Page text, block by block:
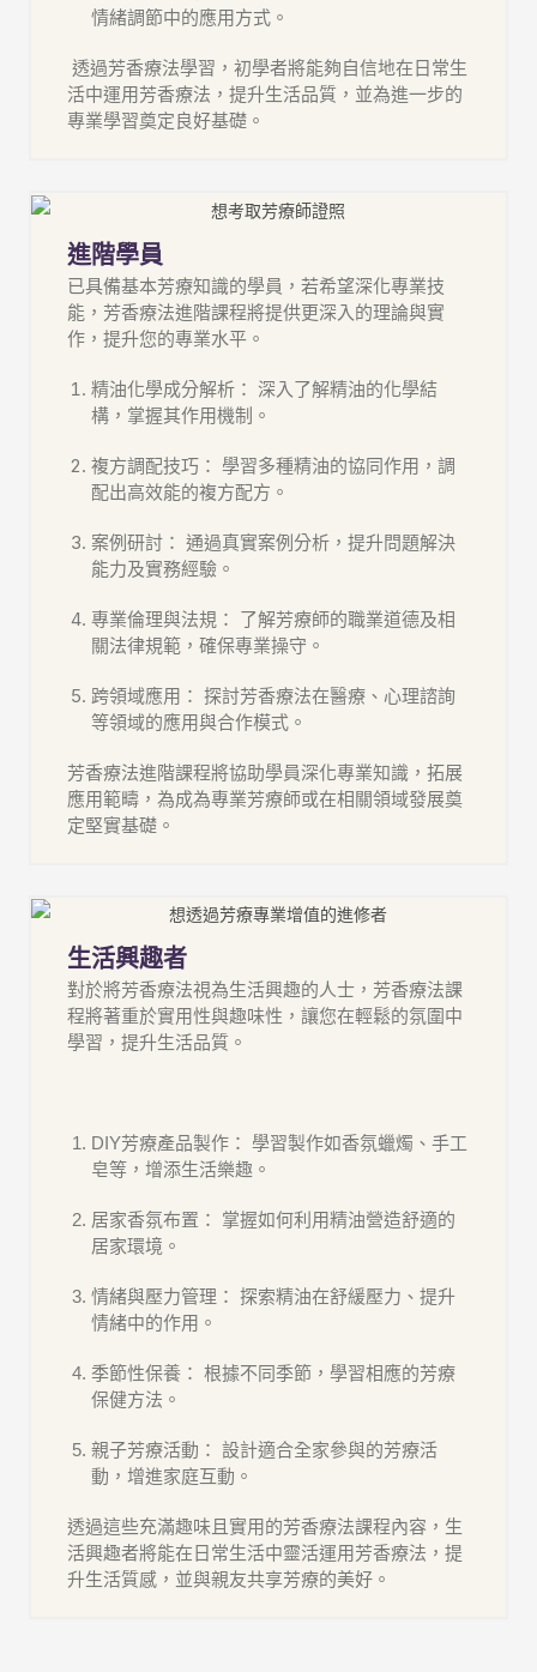
情緒調節中的應用方式。
透過芳香療法學習，初學者將能夠自信地在日常生
活中運用芳香療法，提升生活品質，並為進一步的
專業學習奠定良好基礎。
進階學員
已具備基本芳療知識的學員，若希望深化專業技
能，芳香療法進階課程將提供更深入的理論與實
作，提升您的專業水平。
精油化學成分解析： 深入了解精油的化學結
構，掌握其作用機制。
複方調配技巧： 學習多種精油的協同作用，調
配出高效能的複方配方。
案例研討： 通過真實案例分析，提升問題解決
能力及實務經驗。
專業倫理與法規： 了解芳療師的職業道德及相
關法律規範，確保專業操守。
跨領域應用： 探討芳香療法在醫療、心理諮詢
等領域的應用與合作模式。
芳香療法進階課程將協助學員深化專業知識，拓展
應用範疇，為成為專業芳療師或在相關領域發展奠
定堅實基礎。
生活興趣者
對於將芳香療法視為生活興趣的人士，芳香療法課
程將著重於實用性與趣味性，讓您在輕鬆的氛圍中
學習，提升生活品質。
DIY芳療產品製作： 學習製作如香氛蠟燭、手工
皂等，增添生活樂趣。
居家香氛布置： 掌握如何利用精油營造舒適的
居家環境。
情緒與壓力管理： 探索精油在舒緩壓力、提升
情緒中的作用。
季節性保養： 根據不同季節，學習相應的芳療
保健方法。
親子芳療活動： 設計適合全家參與的芳療活
動，增進家庭互動。
透過這些充滿趣味且實用的芳香療法課程內容，生
活興趣者將能在日常生活中靈活運用芳香療法，提
升生活質感，並與親友共享芳療的美好。